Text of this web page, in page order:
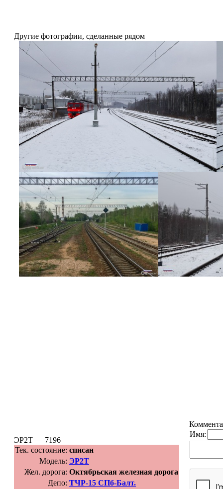
Другие фотографии, сделанные рядом
ЭР2Т — 7196
Тек. состояние: списан
Модель: ЭР2Т
Жел. дорога: Октябрьская железная дорога
Депо: ТЧР-15 СПб-Балт.
Имя: